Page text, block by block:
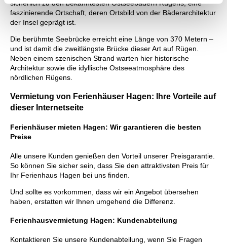
sicherlich zu den bekanntesten Ostseebädern Rügens, eine
faszinierende Ortschaft, deren Ortsbild von der Bäderarchitektur
der Insel geprägt ist.
Die berühmte Seebrücke erreicht eine Länge von 370 Metern –
und ist damit die zweitlängste Brücke dieser Art auf Rügen.
Neben einem szenischen Strand warten hier historische
Architektur sowie die idyllische Ostseeatmosphäre des
nördlichen Rügens.
Vermietung von Ferienhäuser Hagen: Ihre Vorteile auf
dieser Internetseite
Ferienhäuser mieten Hagen: Wir garantieren die besten
Preise
Alle unsere Kunden genießen den Vorteil unserer Preisgarantie.
So können Sie sicher sein, dass Sie den attraktivsten Preis für
Ihr Ferienhaus Hagen bei uns finden.
Und sollte es vorkommen, dass wir ein Angebot übersehen
haben, erstatten wir Ihnen umgehend die Differenz.
Ferienhausvermietung Hagen: Kundenabteilung
Kontaktieren Sie unsere Kundenabteilung, wenn Sie Fragen